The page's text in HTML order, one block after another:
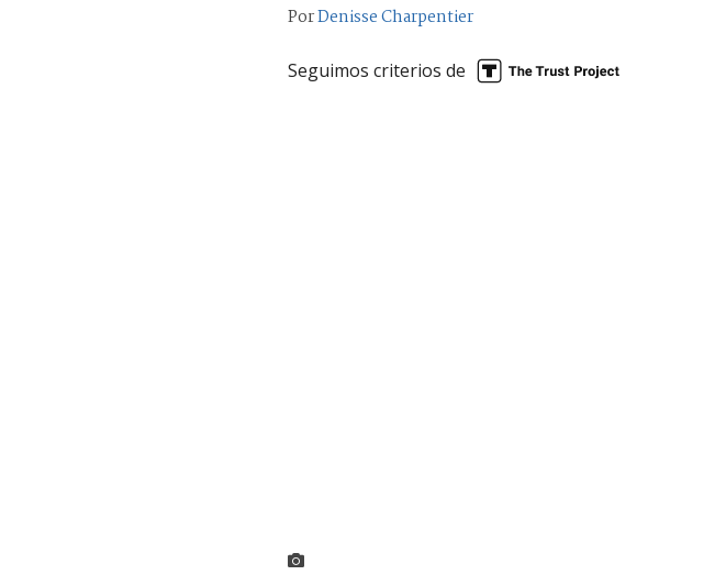
PorDenisse Charpentier
Seguimos criterios de